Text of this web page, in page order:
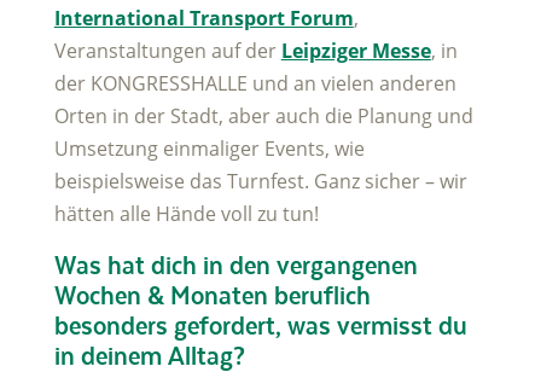
International Transport Forum,
Veranstaltungen auf der Leipziger Messe, in
der KONGRESSHALLE und an vielen anderen
Orten in der Stadt, aber auch die Planung und
Umsetzung einmaliger Events, wie
beispielsweise das Turnfest. Ganz sicher – wir
hätten alle Hände voll zu tun!
Was hat dich in den vergangenen
Wochen & Monaten beruflich
besonders gefordert, was vermisst du
in deinem Alltag?